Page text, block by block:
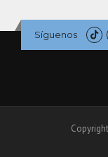
Síguenos